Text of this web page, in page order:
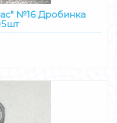
№16 Дробинка